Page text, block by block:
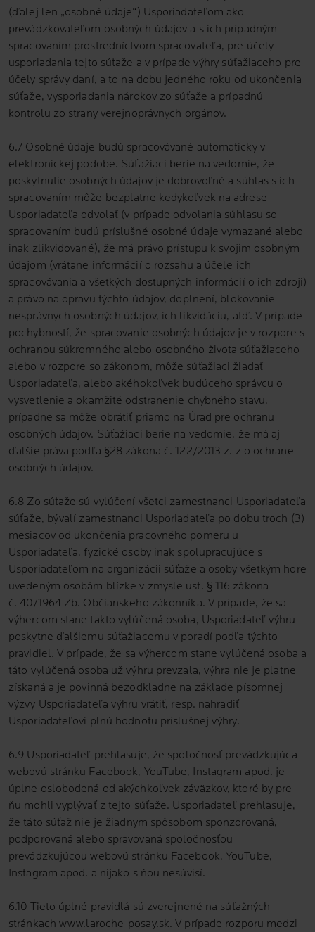
(ďalej len „osobné údaje“) Usporiadateľom ako
prevádzkovateľom osobných údajov a s ich prípadným
spracovaním prostredníctvom spracovateľa, pre účely
usporiadania tejto súťaže a v prípade výhry súťažiaceho pre
účely správy daní, a to na dobu jedného roku od ukončenia
súťaže, vysporiadania nárokov zo súťaže a prípadnú
kontrolu zo strany verejnoprávnych orgánov.
6.7 Osobné údaje budú spracovávané automaticky v
elektronickej podobe. Súťažiaci berie na vedomie, že
poskytnutie osobných údajov je dobrovoľné a súhlas s ich
spracovaním môže bezplatne kedykoľvek na adrese
Usporiadateľa odvolať (v prípade odvolania súhlasu so
spracovaním budú príslušné osobné údaje vymazané alebo
inak zlikvidované), že má právo prístupu k svojim osobným
údajom (vrátane informácií o rozsahu a účele ich
spracovávania a všetkých dostupných informácií o ich zdroji)
a právo na opravu týchto údajov, doplnení, blokovanie
nesprávnych osobných údajov, ich likvidáciu, atď. V prípade
pochybností, že spracovanie osobných údajov je v rozpore s
ochranou súkromného alebo osobného života súťažiaceho
alebo v rozpore so zákonom, môže súťažiaci žiadať
Usporiadateľa, alebo akéhokoľvek budúceho správcu o
vysvetlenie a okamžité odstranenie chybného stavu,
prípadne sa môže obrátiť priamo na Úrad pre ochranu
osobných údajov. Súťažiaci berie na vedomie, že má aj
ďalšie práva podľa §28 zákona č. 122/2013 z. z o ochrane
osobných údajov.
6.8 Zo súťaže sú vylúčení všetci zamestnanci Usporiadateľa
súťaže, bývalí zamestnanci Usporiadateľa po dobu troch (3)
mesiacov od ukončenia pracovného pomeru u
Usporiadateľa, fyzické osoby inak spolupracujúce s
Usporiadateľom na organizácii súťaže a osoby všetkým hore
uvedeným osobám blízke v zmysle ust. § 116 zákona
č. 40/1964 Zb. Občianskeho zákonníka. V prípade, že sa
výhercom stane takto vylúčená osoba, Usporiadateľ výhru
poskytne ďalšiemu súťažiacemu v poradí podľa týchto
pravidiel. V prípade, že sa výhercom stane vylúčená osoba a
táto vylúčená osoba už výhru prevzala, výhra nie je platne
získaná a je povinná bezodkladne na základe písomnej
výzvy Usporiadateľa výhru vrátiť, resp. nahradiť
Usporiadateľovi plnú hodnotu príslušnej výhry.
6.9 Usporiadateľ prehlasuje, že spoločnosť prevádzkujúca
webovú stránku Facebook, YouTube, Instagram apod. je
úplne oslobodená od akýchkoľvek záväzkov, ktoré by pre
ňu mohli vyplývať z tejto súťaže. Usporiadateľ prehlasuje,
že táto súťaž nie je žiadnym spôsobom sponzorovaná,
podporovaná alebo spravovaná spoločnosťou
prevádzkujúcou webovú stránku Facebook, YouTube,
Instagram apod. a nijako s ňou nesúvisí.
6.10 Tieto úplné pravidlá sú zverejnené na súťažných
stránkach www.laroche-posay.sk. V prípade rozporu medzi